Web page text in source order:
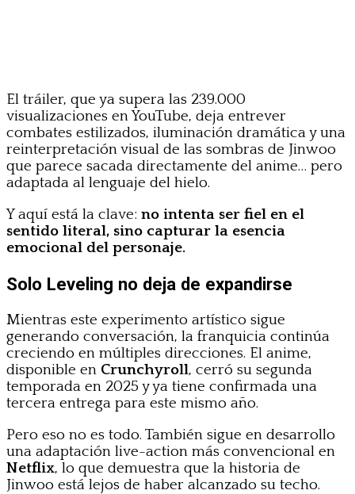
El tráiler, que ya supera las 239.000
visualizaciones en YouTube, deja entrever
combates estilizados, iluminación dramática y una
reinterpretación visual de las sombras de Jinwoo
que parece sacada directamente del anime… pero
adaptada al lenguaje del hielo.
Y aquí está la clave: no intenta ser fiel en el
sentido literal, sino capturar la esencia
emocional del personaje.
Solo Leveling no deja de expandirse
Mientras este experimento artístico sigue
generando conversación, la franquicia continúa
creciendo en múltiples direcciones. El anime,
disponible en Crunchyroll, cerró su segunda
temporada en 2025 y ya tiene confirmada una
tercera entrega para este mismo año.
Pero eso no es todo. También sigue en desarrollo
una adaptación live-action más convencional en
Netflix, lo que demuestra que la historia de
Jinwoo está lejos de haber alcanzado su techo.